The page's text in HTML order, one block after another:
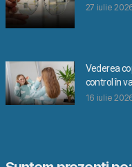
27 iulie
Vederea
control în
16 iulie